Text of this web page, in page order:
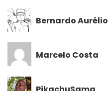
Bernardo Aurélio
Marcelo Costa